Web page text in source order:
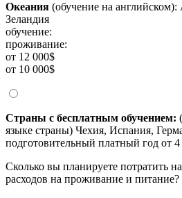
Океания (обучение на
Зеландия
обучение:
проживание:
от 12 000$
от 10 000$
Страны с бесплатным обучением:
языке страны) Чехия, Испания,
подготовительный платный год от 4
Сколько вы планируете потратить
расходов на проживание и питание?